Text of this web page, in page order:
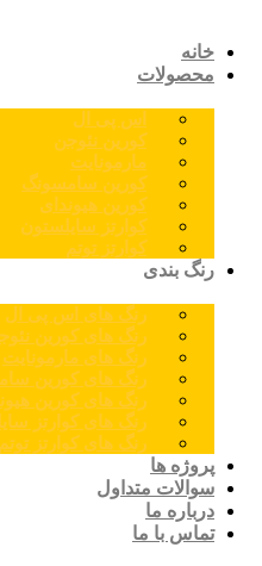
خانه
محصولات
اس پی ال
کورین نئوجن
مارمونایت
کورین سامسونگ
کورین هیوندای
کوارتز سایلستون
کوارتز توتم
رنگ بندی
رنگ های اس پی ال
رنگ های کورین
رنگ های مارمونایت
رنگ های کورین
رنگ های کورین
رنگ های کوارتز
رنگ های کوارتز توتم
پروژه ها
سوالات متداول
درباره ما
تماس با ما